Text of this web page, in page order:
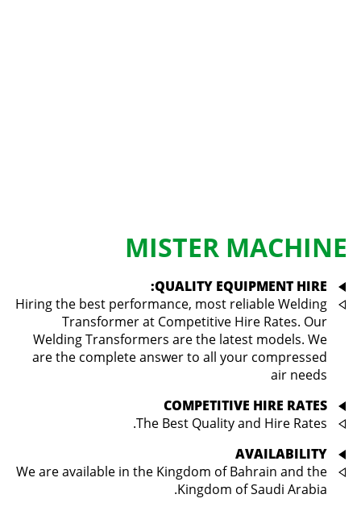
MISTER MACHINE
QUALITY EQUIPMENT HIRE:
Hiring the best performance, most reliable Welding
Transformer at Competitive Hire Rates. Our
Welding Transformers are the latest models. We
are the complete answer to all your compressed
air needs
COMPETITIVE HIRE RATES
The Best Quality and Hire Rates.
AVAILABILITY
We are available in the Kingdom of Bahrain and the
Kingdom of Saudi Arabia.